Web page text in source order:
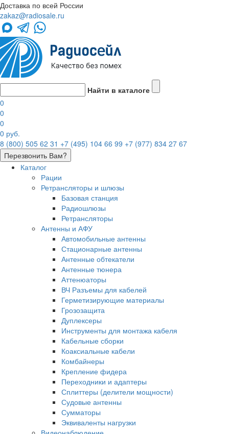
Доставка по всей России
zakaz@radiosale.ru
Найти в каталоге
0
0
0
0 руб.
8 (800) 505 62 31 +7 (495) 104 66 99 +7 (977) 834 27 67
Перезвонить Вам?
Каталог
Рации
Ретрансляторы и шлюзы
Базовая станция
Радиошлюзы
Ретрансляторы
Антенны и АФУ
Автомобильные антенны
Стационарные антенны
Антенные обтекатели
Антенные тюнера
Аттенюаторы
ВЧ Разъемы для кабелей
Герметизирующие материалы
Грозозащита
Дуплексеры
Инструменты для монтажа кабеля
Кабельные сборки
Коаксиальные кабели
Комбайнеры
Крепление фидера
Переходники и адаптеры
Сплиттеры (делители мощности)
Судовые антенны
Сумматоры
Эквиваленты нагрузки